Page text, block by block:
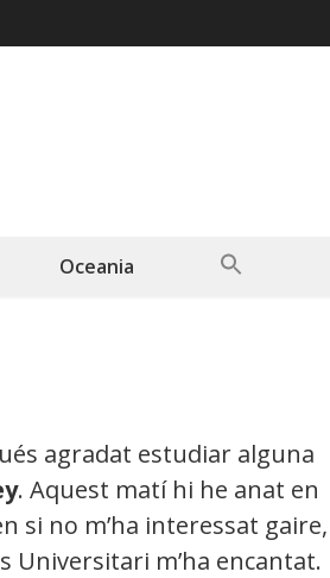
Oceania
agradat estudiar alguna
. Aquest matí hi he anat en
si no m’ha interessat gaire,
Universitari m’ha encantat.